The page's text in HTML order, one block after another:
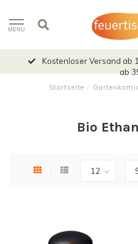
MENU
Kostenloser Versand ab
ab
Startseite /
Bio